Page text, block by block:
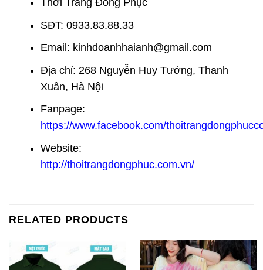
Thời Trang Đồng Phục
SĐT: 0933.83.88.33
Email: kinhdoanhhaianh@gmail.com
Địa chỉ: 268 Nguyễn Huy Tưởng, Thanh
Xuân, Hà Nội
Fanpage:
https://www.facebook.com/
Website:
http://thoitrangdongphuc.com.vn/
RELATED PRODUCTS